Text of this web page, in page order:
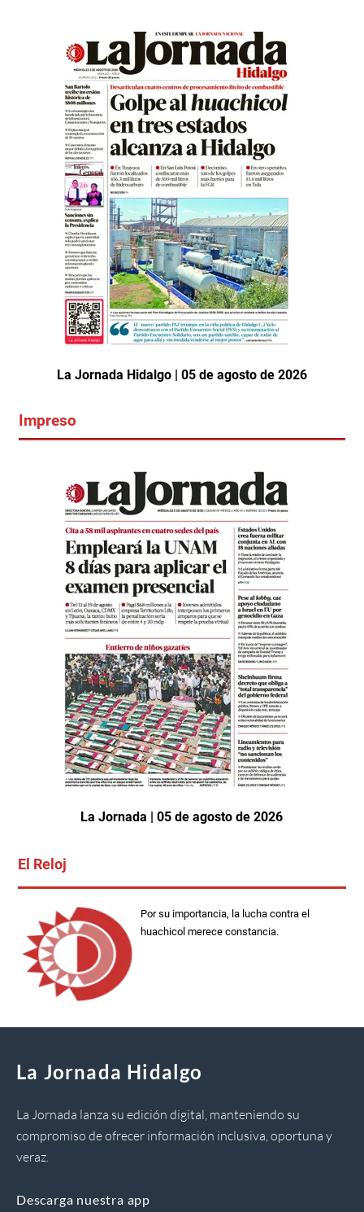
La Jornada Hidalgo | 05 de agosto de 2026
Impreso
La Jornada | 05 de agosto de 2026
El Reloj
Por su importancia, la lucha contra el
huachicol merece constancia.
La Jornada Hidalgo
La Jornada lanza su edición digital, manteniendo su
compromiso de ofrecer información inclusiva, oportuna y
veraz.
Descarga nuestra app